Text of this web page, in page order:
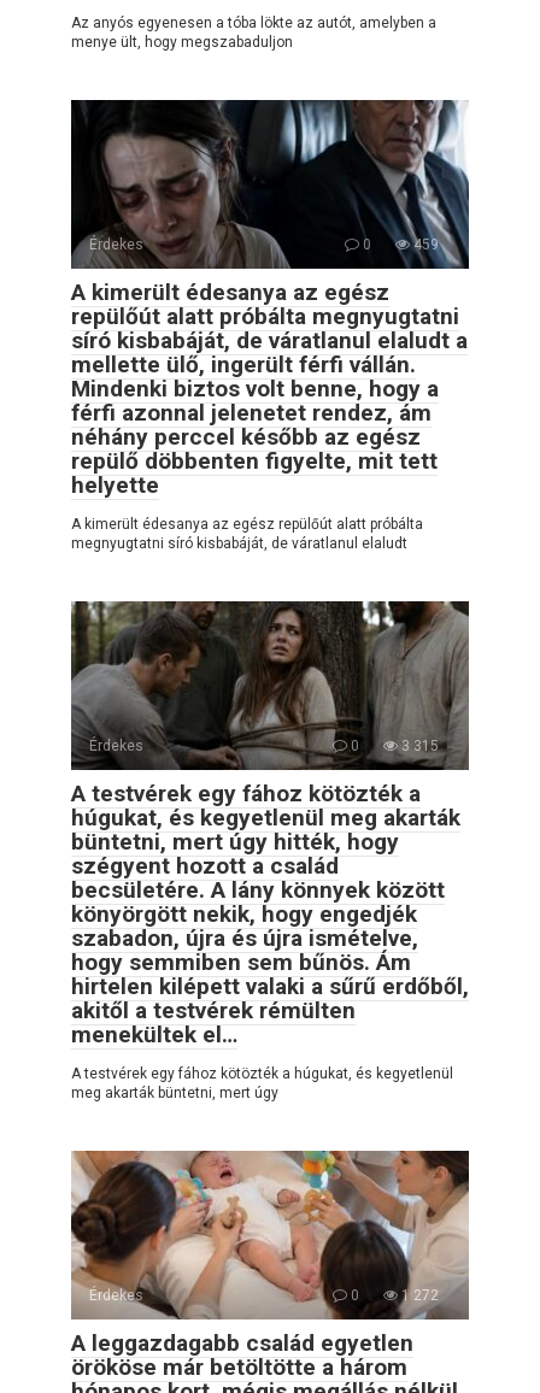
Az anyós egyenesen a tóba lökte az autót, amelyben a
menye ült, hogy megszabaduljon
Érdekes 0 459
A kimerült édesanya az egész
repülőút alatt próbálta megnyugtatni
síró kisbabáját, de váratlanul elaludt a
mellette ülő, ingerült férfi vállán.
Mindenki biztos volt benne, hogy a
férfi azonnal jelenetet rendez, ám
néhány perccel később az egész
repülő döbbenten figyelte, mit tett
helyette
A kimerült édesanya az egész repülőút alatt próbálta
megnyugtatni síró kisbabáját, de váratlanul elaludt
Érdekes 0 3 315
A testvérek egy fához kötözték a
húgukat, és kegyetlenül meg akarták
büntetni, mert úgy hitték, hogy
szégyent hozott a család
becsületére. A lány könnyek között
könyörgött nekik, hogy engedjék
szabadon, újra és újra ismételve,
hogy semmiben sem bűnös. Ám
hirtelen kilépett valaki a sűrű erdőből,
akitől a testvérek rémülten
menekültek el…
A testvérek egy fához kötözték a húgukat, és kegyetlenül
meg akarták büntetni, mert úgy
Érdekes 0 1 272
A leggazdagabb család egyetlen
örököse már betöltötte a három